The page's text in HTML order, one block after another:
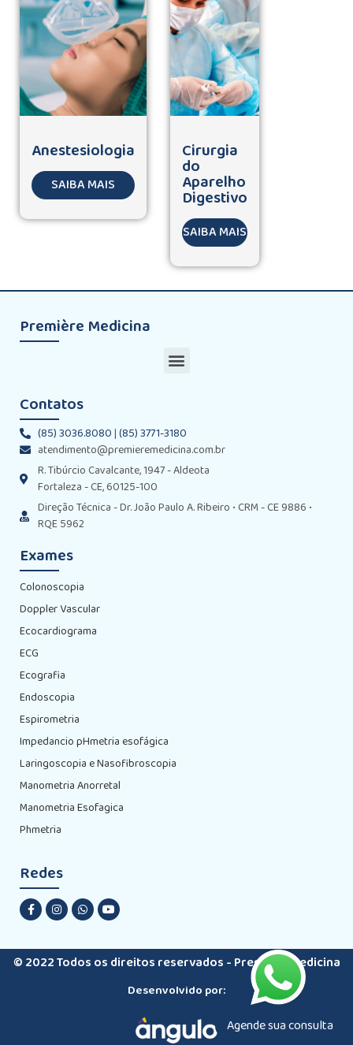
Anestesiologia
SAIBA MAIS
Cirurgia
do
Aparelho
Digestivo
SAIBA MAIS
Première Medicina
Contatos
(85) 3036.8080|(85) 3771-3180
atendimento@premieremedicina.com.br
R. Tibúrcio Cavalcante, 1947 - Aldeota
Fortaleza - CE, 60125-100
Direção Técnica - Dr. João Paulo A. Ribeiro • CRM - CE 9886 •
RQE 5962
Exames
Colonoscopia
Doppler Vascular
Ecocardiograma
ECG
Ecografia
Endoscopia
Espirometria
Impedancio pHmetria esofágica
Laringoscopia e Nasofibroscopia
Manometria Anorretal
Manometria Esofagica
Phmetria
Redes
Agende sua consulta
© 2022 Todos os direitos reservados - Premiere Medicina
Desenvolvido por: